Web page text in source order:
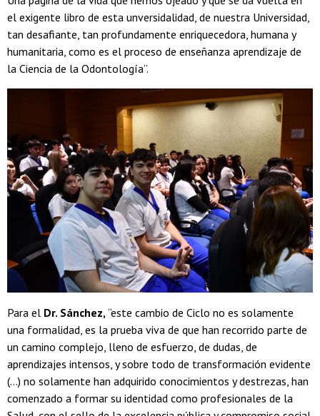
el exigente libro de esta unversidalidad, de nuestra Universidad,
tan desafiante, tan profundamente enriquecedora, humana y
humanitaria, como es el proceso de enseñanza aprendizaje de
la Ciencia de la Odontología”.
Para el Dr. Sánchez, “este cambio de Ciclo no es solamente
una formalidad, es la prueba viva de que han recorrido parte de
un camino complejo, lleno de esfuerzo, de dudas, de
aprendizajes intensos, y sobre todo de transformación evidente
(…) no solamente han adquirido conocimientos y destrezas, han
comenzado a formar su identidad como profesionales de la